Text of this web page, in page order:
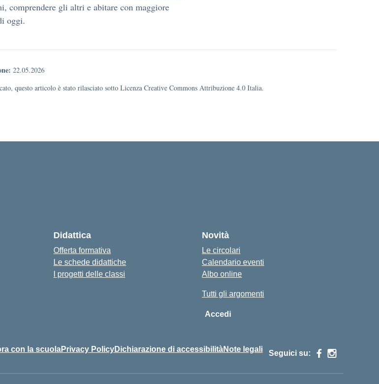
comprendere gli altri e abitare con maggiore
oggi.
22.05.2026
questo articolo è stato rilasciato sotto Licenza Creative Commons Attribuzione 4.0 Italia.
Didattica
Offerta formativa
Le schede didattiche
I progetti delle classi
Novità
Le circolari
Calendario eventi
Albo online
Tutti gli argomenti
Accedi
con la scuolaPrivacy PolicyDichiarazione di accessibilitàNote legali Seguici su: